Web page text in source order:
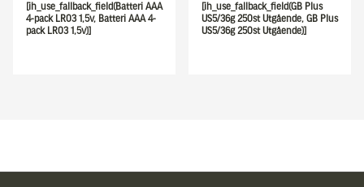
[ih_use_fallback_field(Batteri AAA
4-pack LR03 1,5v, Batteri AAA 4-
pack LR03 1,5v)]
[ih_use_fallback_field(GB Plus
US5/36g 250st Utgående, GB Plus
US5/36g 250st Utgående)]